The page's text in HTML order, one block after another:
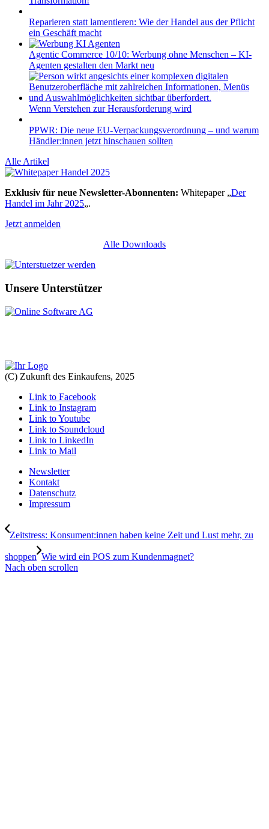
Reparieren statt lamentieren: Wie der Handel aus der Pflicht
ein Geschäft macht
Agentic Commerce 10/10: Werbung ohne Menschen – KI-
Agenten gestalten den Markt neu
Wenn Verstehen zur Herausforderung wird
PPWR: Die neue EU-Verpackungsverordnung – und warum
Händler:innen jetzt hinschauen sollten
Alle Artikel
Exklusiv für neue Newsletter-Abonnenten: Whitepaper „Der
Handel im Jahr 2025„.
Jetzt anmelden
Alle Downloads
Unsere Unterstützer
(C) Zukunft des Einkaufens, 2025
Link to Facebook
Link to Instagram
Link to Youtube
Link to Soundcloud
Link to LinkedIn
Link to Mail
Newsletter
Kontakt
Datenschutz
Impressum
Zeitstress: Konsument:innen haben keine Zeit und Lust mehr, zu
shoppen Wie wird ein POS zum Kundenmagnet?
Nach oben scrollen